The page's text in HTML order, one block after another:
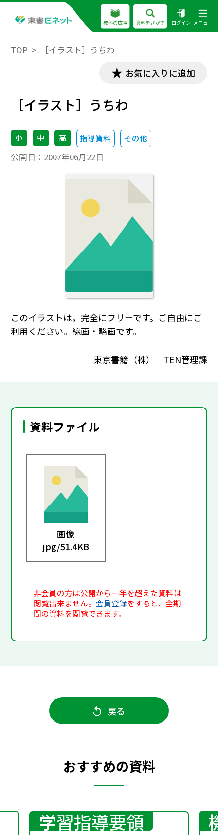
教科の広場 資料をさがす ログイン メニュー
TOP ［イラスト］うちわ
お気に入りに追加
［イラスト］うちわ
小 中 高 指導資料 その他
公開日： 2007年06月22日
このイラストは，完全にフリーです。ご自由にご
利用ください。線画・略画です。
東京書籍（株） TEN管理課
資料ファイル
画像
jpg/51.4KB
非会員の方は公開から一年を超えた資料は
閲覧出来ません。会員登録をすると、全期
間の資料を閲覧できます。
戻る
おすすめの資料
学習指導要領